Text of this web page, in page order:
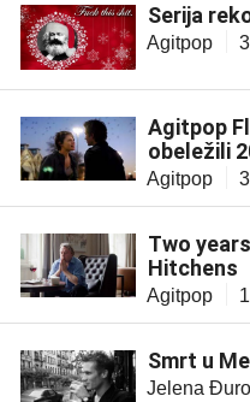
Serija
Agitpop
Agitpop
obeležili
Agitpop
Two
Hitchens
Agitpop
Smrt u
Jelena